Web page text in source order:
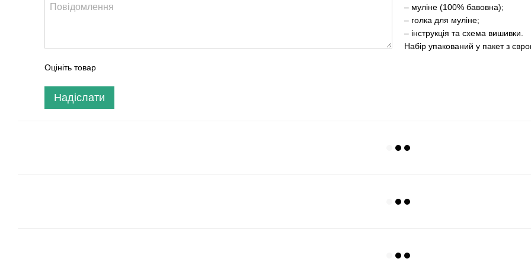
Оцініть товар
Надіслати
– муліне (100% бавовна);
– голка для муліне;
– інструкція та схема вишивки.
Набір упакований у пакет з